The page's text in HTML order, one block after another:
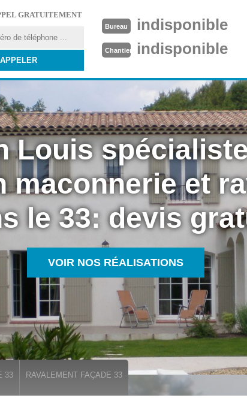
GRATUITEMENT
Bureau indisponible
Chantier indisponible
Louis
maconnerie et
le 33: devis
VOIR NOS RÉALISATIONS
33 RAVALEMENT FAÇADE 33